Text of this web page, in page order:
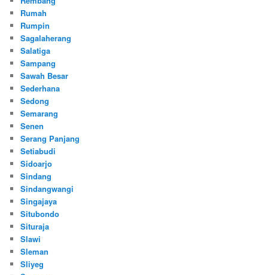
Rumah
Rumpin
Sagalaherang
Salatiga
Sampang
Sawah Besar
Sederhana
Sedong
Semarang
Senen
Serang Panjang
Setiabudi
Sidoarjo
Sindang
Sindangwangi
Singajaya
Situbondo
Situraja
Slawi
Sleman
Sliyeg